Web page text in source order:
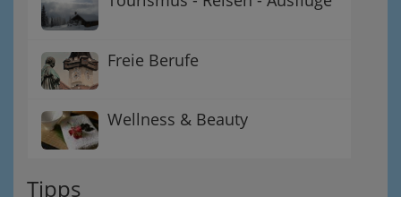
Freie Berufe
Wellness & Beauty
Tipps